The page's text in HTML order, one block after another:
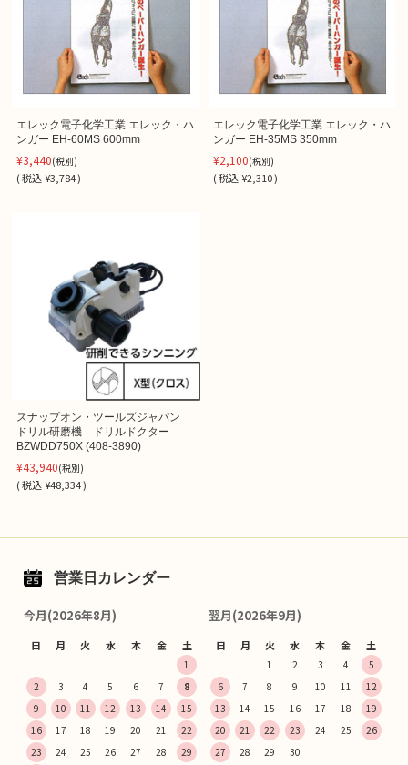
エレック電子化学工業 エレック・ハ
ンガー EH-60MS 600mm
¥3,440(税別)
(税込¥3,784 )
エレック電子化学工業 エレック・ハ
ンガー EH-35MS 350mm
¥2,100(税別)
(税込 ¥2,310 )
スナップオン・ツールズジャパン
ドリル研磨機 ドリルドクター
BZWDD750X (408-3890)
¥43,940(税別)
(税込¥48,334 )
営業日カレンダー
今月(2026年8月)
日 月 火 水 木 金 土
1
2
3 4 5 6 7
8
9
10 11 12 13 14
15
16
17 18 19 20 21
22
23
24 25 26 27 28
29
翌月(2026年9月)
日 月 火 水 木 金 土
1 2 3 4
5
6
7 8 9 10 11
12
13
14 15 16 17 18
19
20
21 22 23 24 25
26
27
28 29 30